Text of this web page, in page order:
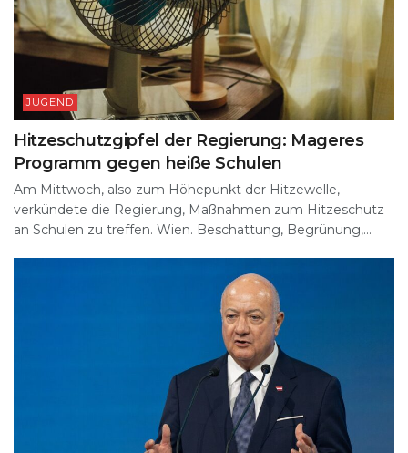
JUGEND
Hitzeschutzgipfel der Regierung: Mageres
Programm gegen heiße Schulen
Am Mittwoch, also zum Höhepunkt der Hitzewelle,
verkündete die Regierung, Maßnahmen zum Hitzeschutz
an Schulen zu treffen. Wien. Beschattung, Begrünung,...